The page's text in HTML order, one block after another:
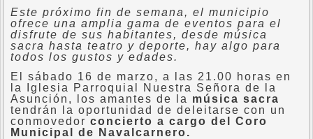
Este próximo fin de semana, el municipio
ofrece una amplia gama de eventos para el
disfrute de sus habitantes, desde música
sacra hasta teatro y deporte, hay algo para
todos los gustos y edades.
El sábado 16 de marzo, a las 21.00 horas en
la Iglesia Parroquial Nuestra Señora de la
Asunción, los amantes de la música sacra
tendrán la oportunidad de deleitarse con un
conmovedor concierto a cargo del Coro
Municipal de Navalcarnero.